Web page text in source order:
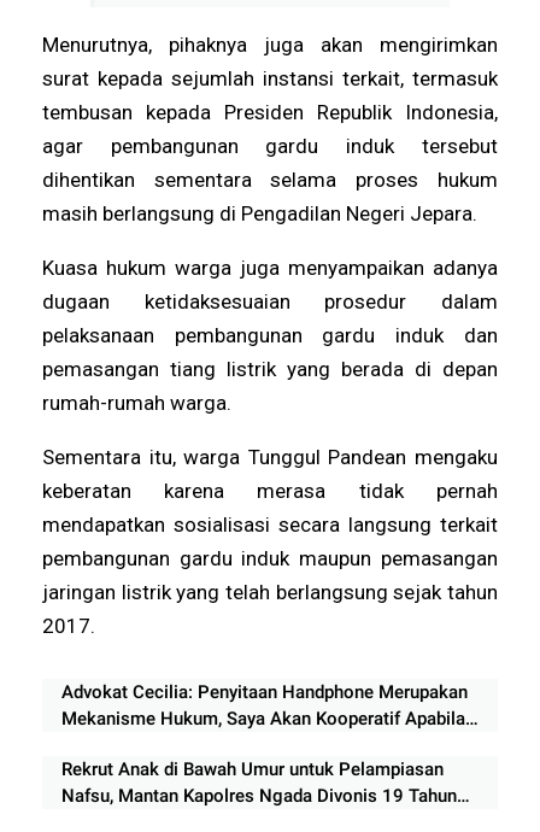
Menurutnya, pihaknya juga akan mengirimkan
surat kepada sejumlah instansi terkait, termasuk
tembusan kepada Presiden Republik Indonesia,
agar pembangunan gardu induk tersebut
dihentikan sementara selama proses hukum
masih berlangsung di Pengadilan Negeri Jepara.
Kuasa hukum warga juga menyampaikan adanya
dugaan ketidaksesuaian prosedur dalam
pelaksanaan pembangunan gardu induk dan
pemasangan tiang listrik yang berada di depan
rumah-rumah warga.
Sementara itu, warga Tunggul Pandean mengaku
keberatan karena merasa tidak pernah
mendapatkan sosialisasi secara langsung terkait
pembangunan gardu induk maupun pemasangan
jaringan listrik yang telah berlangsung sejak tahun
2017.
Advokat Cecilia: Penyitaan Handphone Merupakan
Mekanisme Hukum, Saya Akan Kooperatif Apabila
Rekrut Anak di Bawah Umur untuk Pelampiasan
Nafsu, Mantan Kapolres Ngada Divonis 19 Tahun